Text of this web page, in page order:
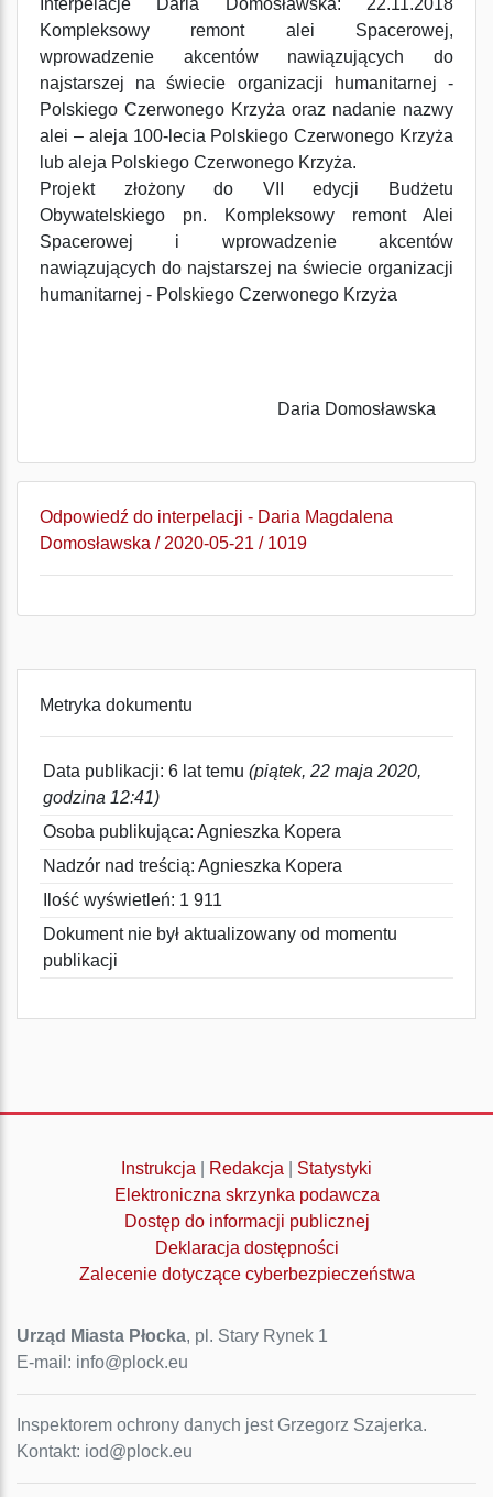
Interpelacje Daria Domosławska: 22.11.2018
Kompleksowy remont alei Spacerowej,
wprowadzenie akcentów nawiązujących do
najstarszej na świecie organizacji humanitarnej -
Polskiego Czerwonego Krzyża oraz nadanie nazwy
alei – aleja 100-lecia Polskiego Czerwonego Krzyża
lub aleja Polskiego Czerwonego Krzyża.
Projekt złożony do VII edycji Budżetu
Obywatelskiego pn. Kompleksowy remont Alei
Spacerowej i wprowadzenie akcentów
nawiązujących do najstarszej na świecie organizacji
humanitarnej - Polskiego Czerwonego Krzyża
Daria Domosławska
Odpowiedź do interpelacji - Daria Magdalena
Domosławska / 2020-05-21 / 1019
Metryka dokumentu
Data publikacji: 6 lat temu (piątek, 22 maja 2020,
godzina 12:41)
Osoba publikująca: Agnieszka Kopera
Nadzór nad treścią: Agnieszka Kopera
Ilość wyświetleń: 1 911
Dokument nie był aktualizowany od momentu
publikacji
Instrukcja Redakcja
Statystyki
Elektroniczna skrzynka podawcza
Dostęp do informacji publicznej
Deklaracja dostępności
Zalecenie dotyczące cyberbezpieczeństwa
Urząd Miasta Płocka, pl. Stary Rynek 1
E-mail: info@plock.eu
Inspektorem ochrony danych jest Grzegorz Szajerka.
Kontakt: iod@plock.eu